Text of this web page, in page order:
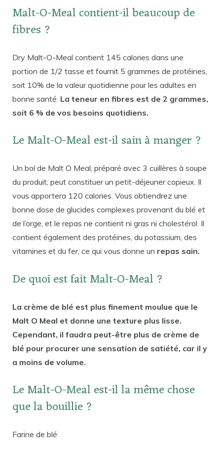
Malt-O-Meal contient-il beaucoup de
fibres ?
Dry Malt-O-Meal contient 145 calories dans une
portion de 1/2 tasse et fournit 5 grammes de protéines,
soit 10% de la valeur quotidienne pour les adultes en
bonne santé. La teneur en fibres est de 2 grammes,
soit 6 % de vos besoins quotidiens.
Le Malt-O-Meal est-il sain à manger ?
Un bol de Malt O Meal, préparé avec 3 cuillères à soupe
du produit, peut constituer un petit-déjeuner copieux. Il
vous apportera 120 calories. Vous obtiendrez une
bonne dose de glucides complexes provenant du blé et
de l’orge, et le repas ne contient ni gras ni cholestérol. Il
contient également des protéines, du potassium, des
vitamines et du fer, ce qui vous donne un repas sain.
De quoi est fait Malt-O-Meal ?
La crème de blé est plus finement moulue que le
Malt O Meal et donne une texture plus lisse.
Cependant, il faudra peut-être plus de crème de
blé pour procurer une sensation de satiété, car il y
a moins de volume.
Le Malt-O-Meal est-il la même chose
que la bouillie ?
Farine de blé